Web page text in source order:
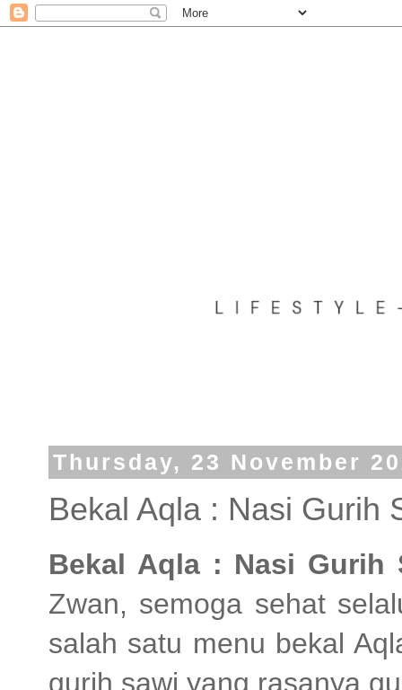
Thursday, 23 November
Bekal Aqla : Nasi Gurih
Bekal Aqla : Nasi Gurih
Zwan, semoga sehat
salah satu menu bekal
gurih sawi yang rasanya